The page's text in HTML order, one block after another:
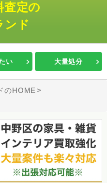
査定の
ンド
い 大量処分
のHOME